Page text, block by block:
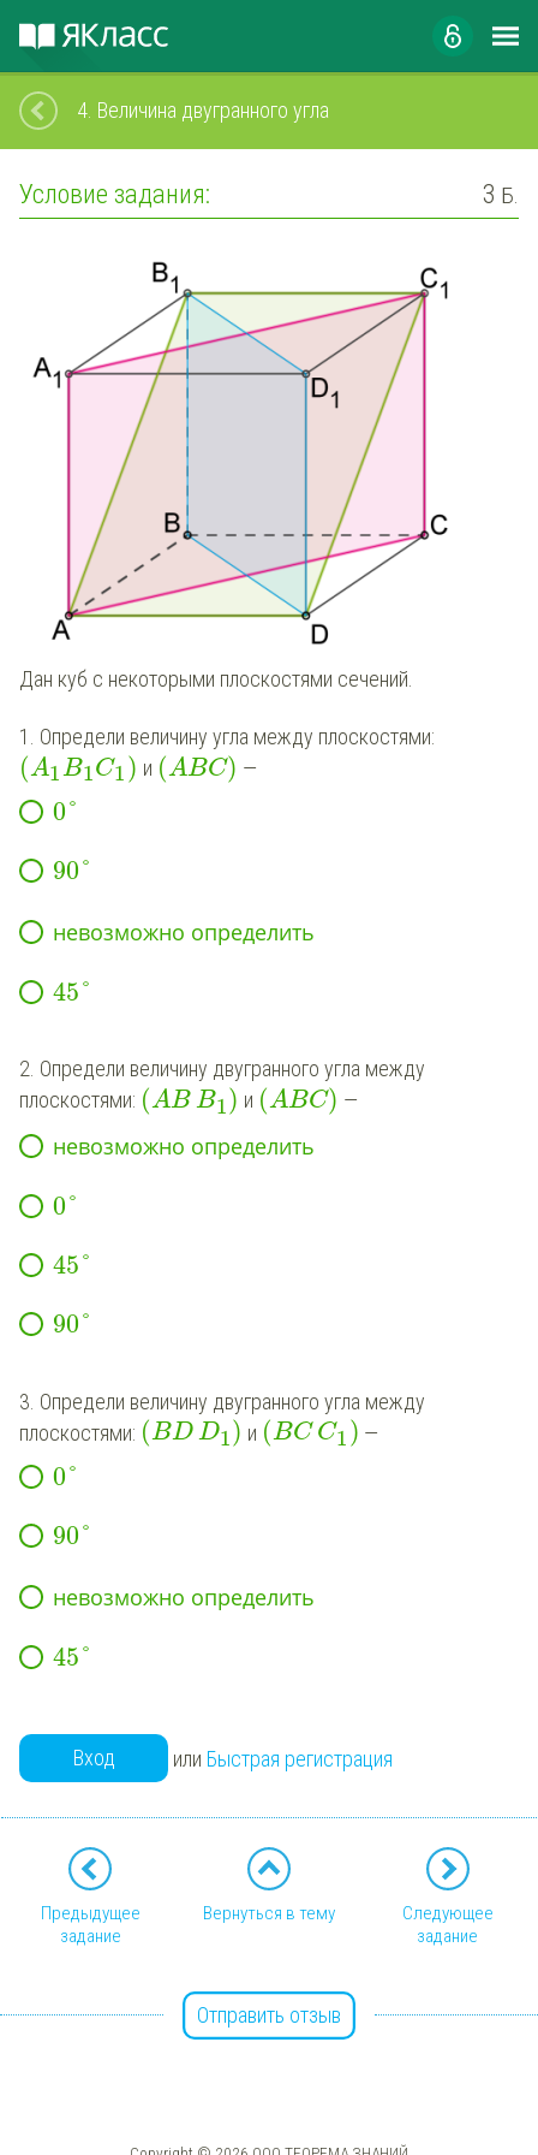
4. Величина двугранного угла
Условие задания: 3 Б.
Дан куб с некоторыми плоскостями сечений.
1. Определи величину угла между плоскостями:
(A1B1C1) и (ABC) —
0°
90°
невозможно определить
45°
2. Определи величину двугранного угла между
плоскостями: (ABB1) и (ABC) —
невозможно определить
0°
45°
90°
3. Определи величину двугранного угла между
плоскостями: (BDD1) и (BC C1) —
0°
90°
невозможно определить
45°
Вход или Быстрая регистрация
Предыдущее
задание
Вернуться в тему
Следующее
задание
Отправить отзыв